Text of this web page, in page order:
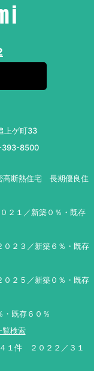
上ゲ町33
393-8500
断熱住宅 長期優良住
２１／新築０％・既存
３／新築６％・既存
／新築０％・既存
・既存６０％
覧検索
１件 ２０２２／３１